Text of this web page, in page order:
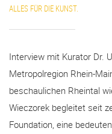
ALLES FÜR DIE KUNST.
Interview mit Kurator Dr.
Metropolregion Rhein-
beschaulichen Rheintal
Wieczorek begleitet seit
Foundation, eine